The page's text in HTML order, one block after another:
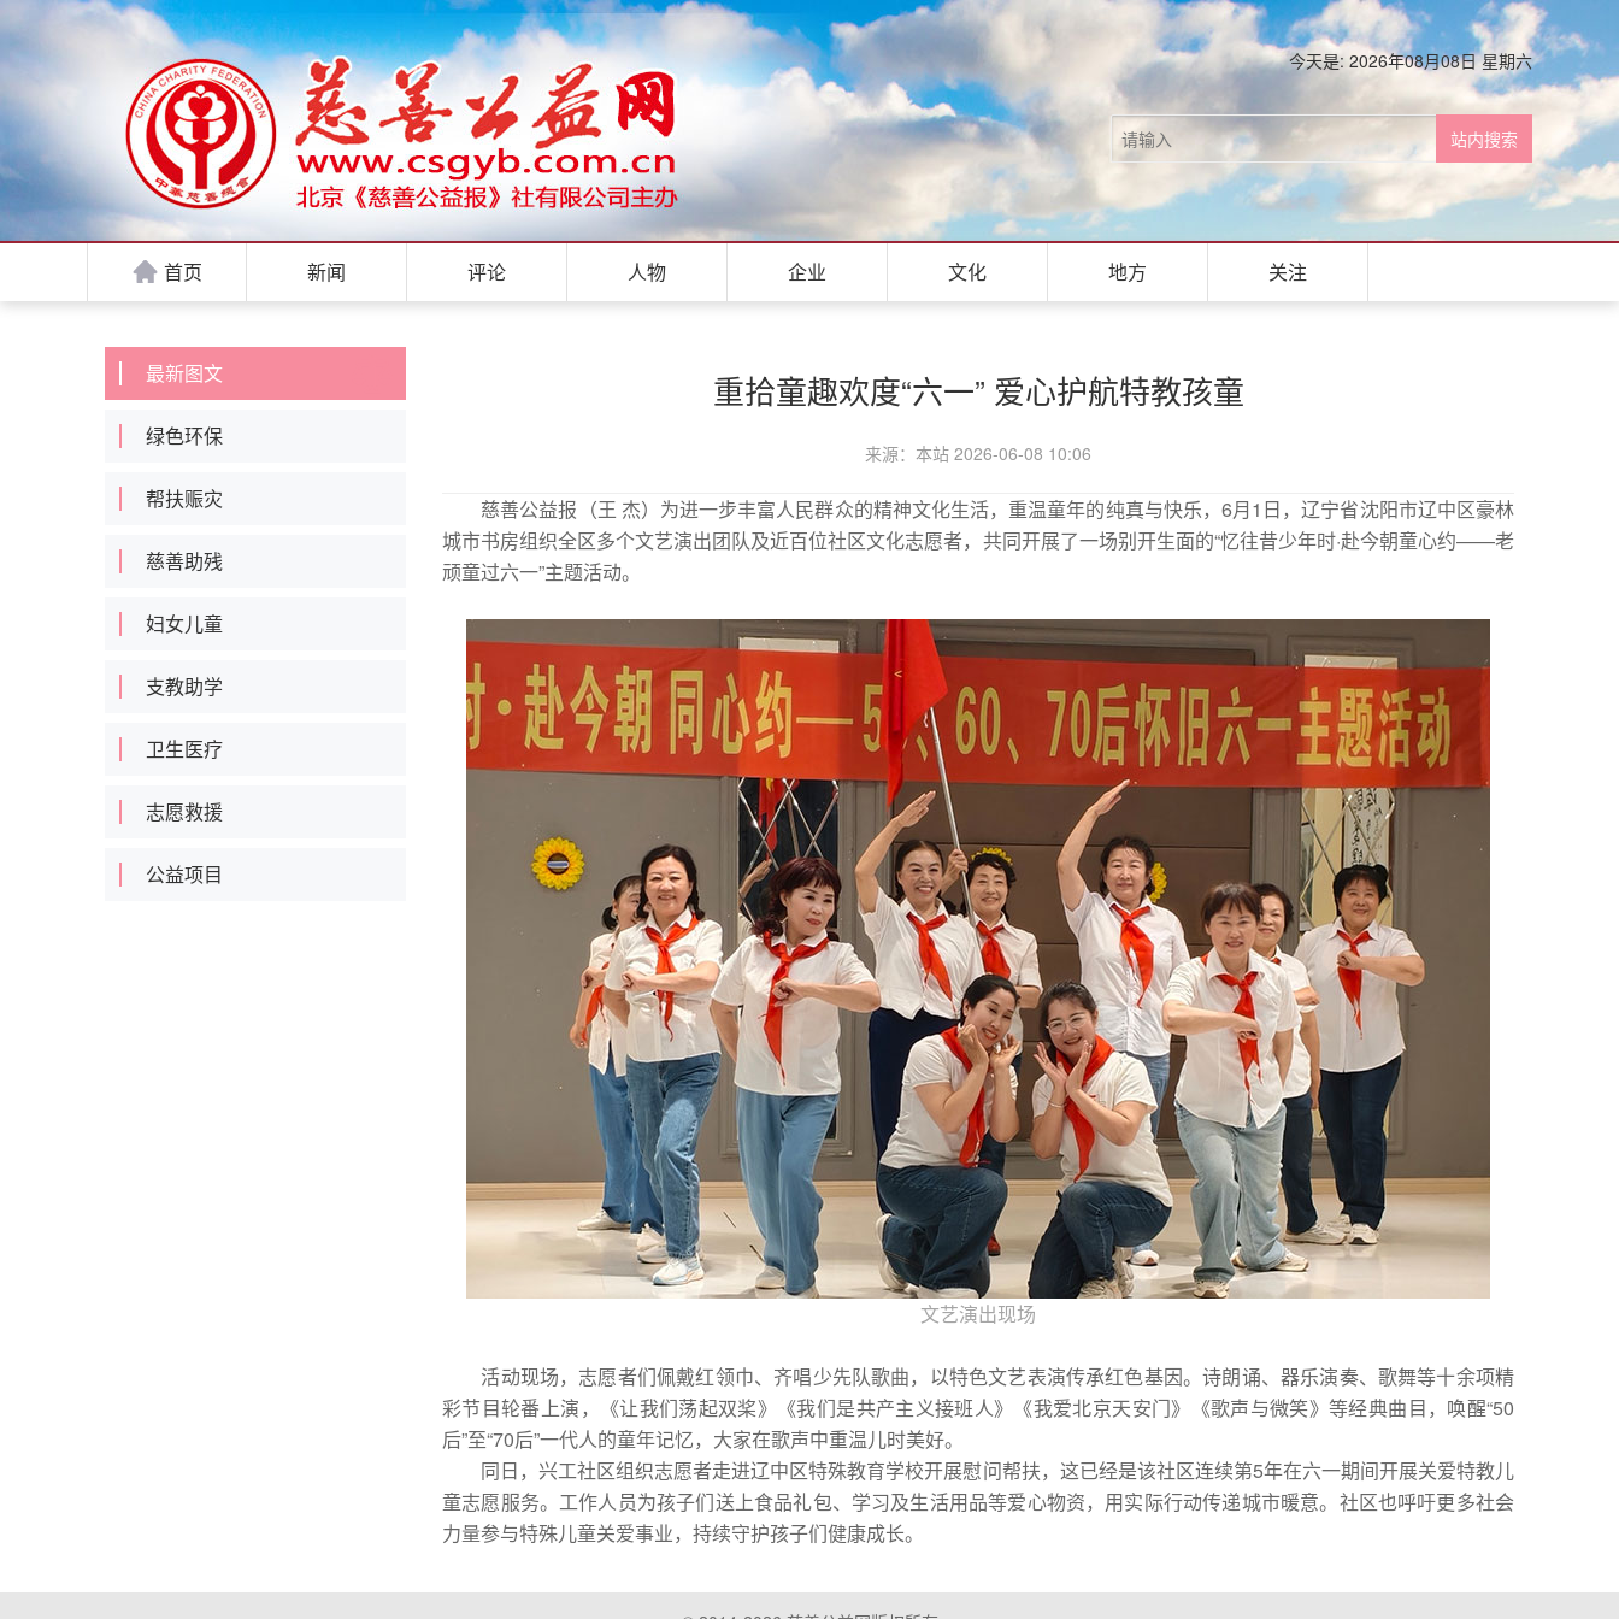
今天是: 2026年08月08日 星期六
首页 新闻 评论 人物 企业 文化 地方 关注
最新图文
绿色环保
帮扶赈灾
慈善助残
妇女儿童
支教助学
卫生医疗
志愿救援
公益项目
重拾童趣欢度“六一” 爱心护航特教孩童
来源：本站 2026-06-08 10:06
慈善公益报（王 杰） 为进一步丰富人民群众的精神文化生活，重温童年的纯真与快乐，6月1日，辽宁省沈阳市辽中区豪林
城市书房组织全区多个文艺演出团队及近百位社区文化志愿者，共同开展了一场别开生面的“忆往昔少年时·赴今朝童心约——老
顽童过六一”主题活动。
文艺演出现场
活动现场，志愿者们佩戴红领巾、齐唱少先队歌曲，以特色文艺表演传承红色基因。诗朗诵、器乐演奏、歌舞等十余项精
彩节目轮番上演，《让我们荡起双桨》《我们是共产主义接班人》《我爱北京天安门》《歌声与微笑》等经典曲目，唤醒“50
后”至“70后”一代人的童年记忆，大家在歌声中重温儿时美好。
同日，兴工社区组织志愿者走进辽中区特殊教育学校开展慰问帮扶，这已经是该社区连续第5年在六一期间开展关爱特教儿
童志愿服务。工作人员为孩子们送上食品礼包、学习及生活用品等爱心物资，用实际行动传递城市暖意。社区也呼吁更多社会
力量参与特殊儿童关爱事业，持续守护孩子们健康成长。